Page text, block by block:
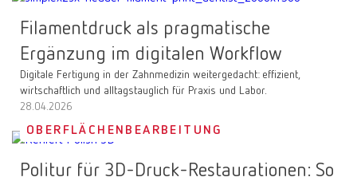
Filamentdruck als pragmatische
Ergänzung im digitalen Workflow
Digitale Fertigung in der Zahnmedizin weitergedacht: effizient,
wirtschaftlich und alltagstauglich für Praxis und Labor.
28.04.2026
OBERFLÄCHENBEARBEITUNG
Politur für 3D-Druck-Restaurationen: So